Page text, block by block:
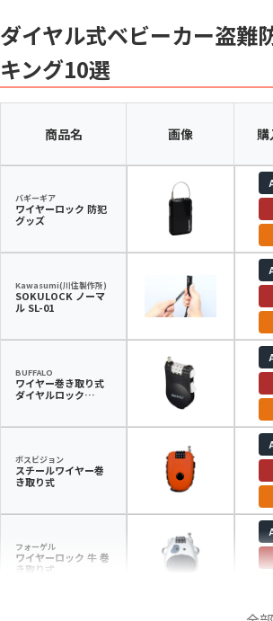
ダイヤル式ベビーカー盗難
キング10選
商品名 画像 購
バギーギア
ワイヤーロック 防犯
グッズ
Kawasumi(川住製作所)
SOKULOCK ノーマ
ル SL-01
BUFFALO
ワイヤー巻き取り式
ダイヤルロック
ボスビジョン
スチールワイヤー巻
き取り式
フォーゲル
ワイヤーロック 牛 巻
き取り式